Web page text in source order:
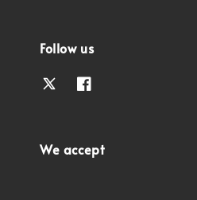
Follow us
We accept